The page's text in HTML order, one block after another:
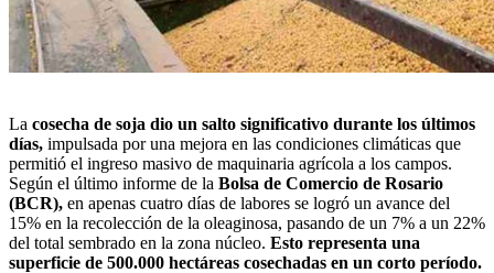
La cosecha de soja dio un salto significativo durante los últimos
días, impulsada por una mejora en las condiciones climáticas que
permitió el ingreso masivo de maquinaria agrícola a los campos.
Según el último informe de la Bolsa de Comercio de Rosario
(BCR), en apenas cuatro días de labores se logró un avance del
15% en la recolección de la oleaginosa, pasando de un 7% a un 22%
del total sembrado en la zona núcleo. Esto representa una
superficie de 500.000 hectáreas cosechadas en un corto período.